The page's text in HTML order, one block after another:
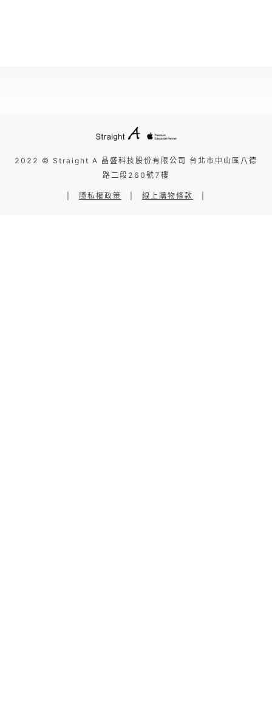
2022 © Straight A 晶盛科技股份有限公司 台北市中山區八德
路二段260號7樓
隱私權政策 線上購物條款